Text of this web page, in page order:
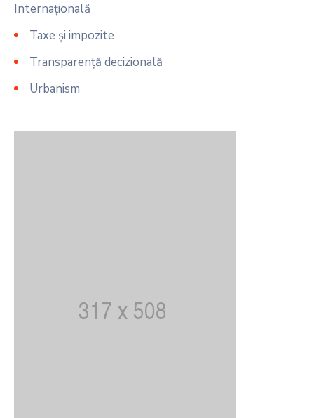
Internațională
Taxe și impozite
Transparență decizională
Urbanism